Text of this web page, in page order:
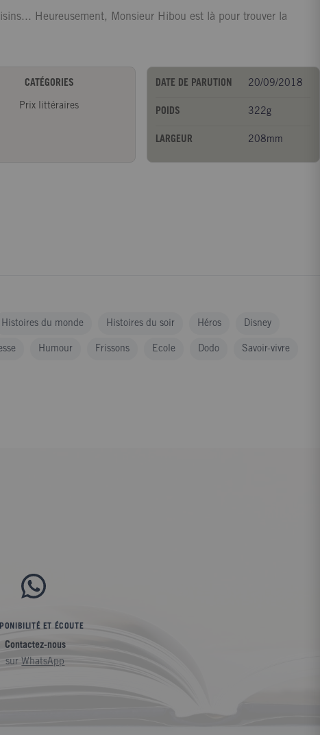
Heureusement, Monsieur Hibou est là pour trouver la
CATÉGORIES
Prix littéraires
DATE DE PARUTION 20/09/2018
POIDS 322g
LARGEUR 208mm
Histoires du monde Histoires du soir Héros Disney
Humour Frissons Ecole Dodo Savoir-vivre
ET ÉCOUTE
Contactez-nous
sur WhatsApp